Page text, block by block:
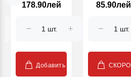
курицей и
178.90лей
Добавить
картошкой и
85.90лей
СКОРО